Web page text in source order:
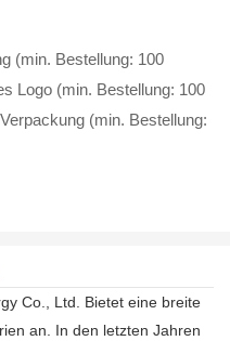
(min. Bestellung: 100
Logo (min. Bestellung: 100
(min. Bestellung:
Co., Ltd. Bietet eine breite
an. In den letzten Jahren